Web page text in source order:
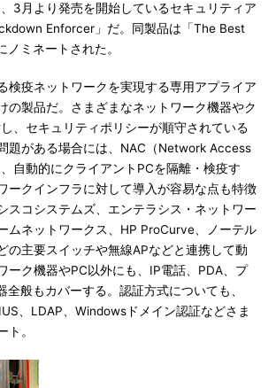
3月より発売を開始しているセキュリティア
Enforcer」だ。同製品は「The Best
ミネートされた。
検疫ネットワークを実現する専用アプライア
の製品だ。さまざまなネットワーク機器やク
、セキュリティポリシーが順守されている
題がある場合には、NAC（Network Access
自動的にクライアントPCを隔離・検疫す
ークインフラに対して導入が容易な点も特徴
スコシステムズ、エンテラシス・ネットワー
ムネットワークス、HP ProCurve、ノーテル
の主要スイッチや無線APなどと連携して動
ーク機器やPC以外にも、IP電話、PDA、プ
全般もカバーする。認証方式についても、
、LDAP、Windowsドメイン認証などさま
ト。